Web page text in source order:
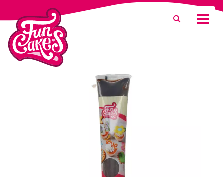
¿Qué estás buscando?
Buscar